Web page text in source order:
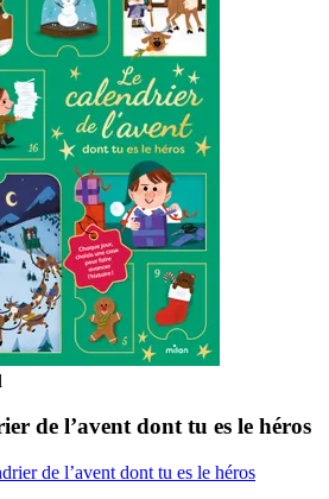
de l’avent dont tu es le héros
de l’avent dont tu es le héros